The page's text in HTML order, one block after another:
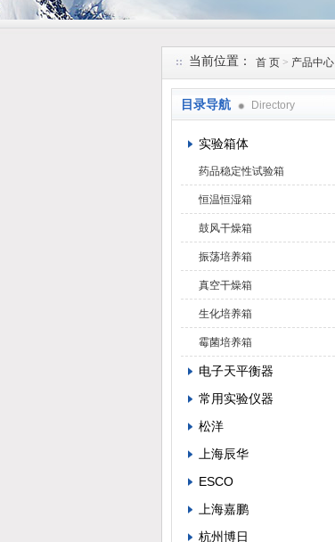
当前位置： 首 页 > 产品中心
目录导航 Directory
实验箱体
药品稳定性试验箱
恒温恒湿箱
鼓风干燥箱
振荡培养箱
真空干燥箱
生化培养箱
霉菌培养箱
电子天平衡器
常用实验仪器
松洋
上海辰华
ESCO
上海嘉鹏
杭州博日